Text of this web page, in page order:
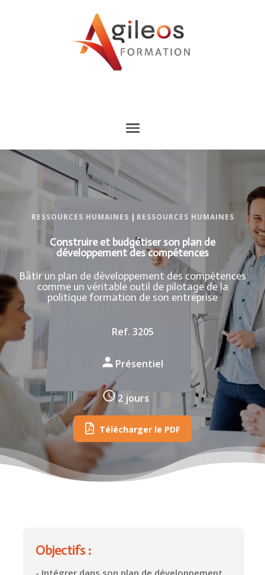
RESSOURCES HUMAINES | RESSOURCES HUMAINES
Construire et budgétiser son plan de
développement des compétences
Bâtir un plan de développement des compétences
comme un véritable outil de pilotage de la
politique formation de son entreprise
Ref. 3205
Présentiel
2 jours
Télécharger le PDF
Objectifs :